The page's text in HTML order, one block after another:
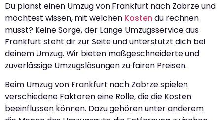
Du planst einen Umzug von Frankfurt nach Zabrze und
möchtest wissen, mit welchen Kosten du rechnen
musst? Keine Sorge, der Lange Umzugsservice aus
Frankfurt steht dir zur Seite und unterstützt dich bei
deinem Umzug. Wir bieten maßgeschneiderte und
zuverlässige Umzugslösungen zu fairen Preisen.
Beim Umzug von Frankfurt nach Zabrze spielen
verschiedene Faktoren eine Rolle, die die Kosten
beeinflussen können. Dazu gehören unter anderem